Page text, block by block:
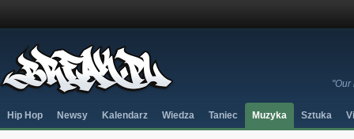
Hip Hop Newsy Kalendarz Wiedza Taniec Muzyka Sztuka